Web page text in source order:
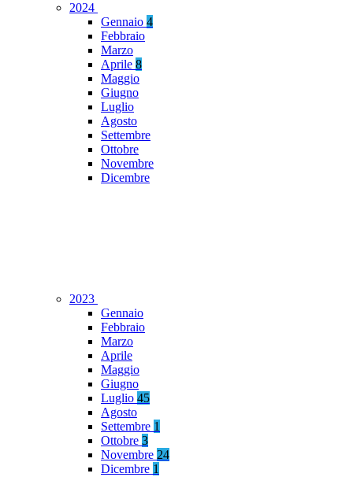
2024
Gennaio 4
Febbraio
Marzo
Aprile 8
Maggio
Giugno
Luglio
Agosto
Settembre
Ottobre
Novembre
Dicembre
2023
Gennaio
Febbraio
Marzo
Aprile
Maggio
Giugno
Luglio 45
Agosto
Settembre 1
Ottobre 3
Novembre 24
Dicembre 1